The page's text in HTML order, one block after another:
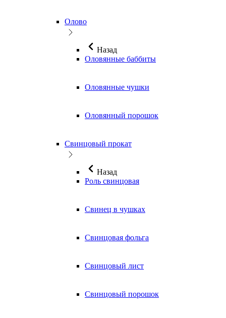
Олово
Назад
Оловянные баббиты
Оловянные чушки
Оловянный порошок
Свинцовый прокат
Назад
Роль свинцовая
Свинец в чушках
Свинцовая фольга
Свинцовый лист
Свинцовый порошок